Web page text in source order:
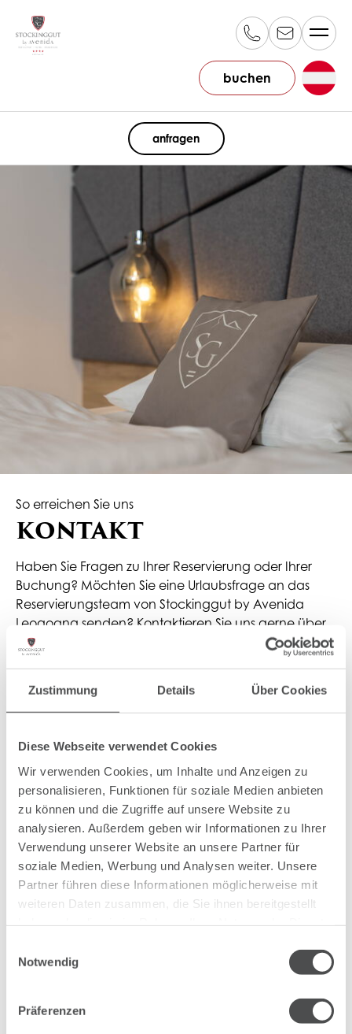
Zustimmung Details Über Cookies
Diese Webseite verwendet Cookies
Wir verwenden Cookies, um Inhalte und Anzeigen zu
personalisieren, Funktionen für soziale Medien anbieten
zu können und die Zugriffe auf unsere Website zu
analysieren. Außerdem geben wir Informationen zu Ihrer
Verwendung unserer Website an unsere Partner für
soziale Medien, Werbung und Analysen weiter. Unsere
Partner führen diese Informationen möglicherweise mit
weiteren Daten zusammen, die Sie ihnen bereitgestellt
Notwendig
Präferenzen
buchen
anfragen
So erreichen Sie uns
KONTAKT
Haben Sie Fragen zu Ihrer Reservierung oder Ihrer
Buchung? Möchten Sie eine Urlaubsfrage an das
Reservierungsteam von Stockinggut by Avenida
Leogoang senden? Kontaktieren Sie uns gerne über
unser Kontaktformular oder rufen Sie uns an unter +43
Vorname
Pflichtfeld
Nachname*
Pflichtfeld
E-Mail*